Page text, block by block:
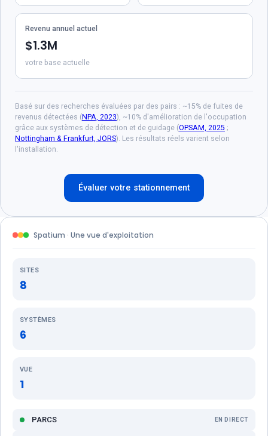
Revenu annuel actuel
$1.3M
votre base actuelle
Basé sur des recherches évaluées par des pairs : ~15% de fuites de
revenus détectées ( NPA, 2023), ~10% d'amélioration de l'occupation
grâce aux systèmes de détection et de guidage (OPSAM, 2025 ;
Nottingham & Frankfurt, JORS). Les résultats réels varient selon
l'installation.
Évaluer votre stationnement
Spatium · Une vue d'exploitation
SITES
8
SYSTÈMES
6
VUE
1
PARCS EN DIRECT